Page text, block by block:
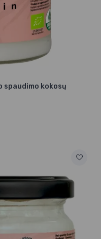
spaudimo kokosų